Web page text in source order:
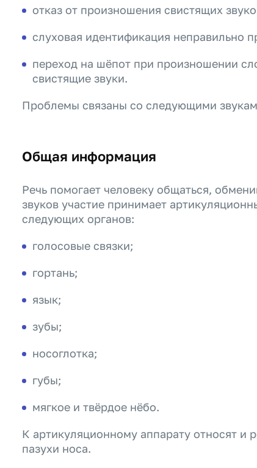
отказ от произношения свистящих
слуховая идентификация неправильно
переход на шёпот при произношении
свистящие звуки.
Проблемы связаны со следующими
Общая информация
Речь помогает человеку общаться,
звуков участие принимает
следующих органов:
голосовые связки;
гортань;
язык;
зубы;
носоглотка;
губы;
мягкое и твёрдое нёбо.
К артикуляционному аппарату относят и
пазухи носа.